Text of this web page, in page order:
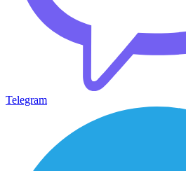
Telegram